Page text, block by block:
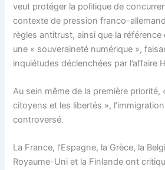
veut protéger la politique de
contexte de pression franco-
règles antitrust, ainsi que la référence
une « souveraineté numérique »,
inquiétudes déclenchées par l’affaire
Au sein même de la première priorité,
citoyens et les libertés »,
controversé.
La France, l’Espagne, la Grèce, la
Royaume-Uni et la Finlande ont